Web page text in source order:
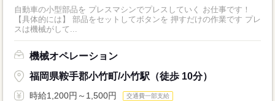
自動車の小型部品を プレスマシンでプレスしていく お仕事です！
【具体的には】 部品をセットしてボタンを 押すだけの作業です プレ
スは機械がして...
機械オペレーション
福岡県鞍手郡小竹町/小竹駅（徒歩 10分）
時給1,200円～1,500円 交通費一部支給